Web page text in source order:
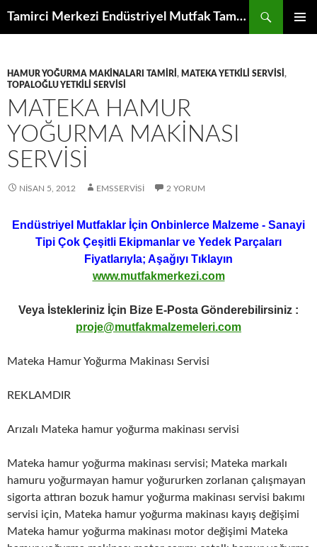
Tamirci Merkezi Endüstriyel Mutfak Tamiri Periyodik Bakımı Servisi
HAMUR YOĞURMA MAKINALARI TAMIRI , MATEKA YETKILI SERVISI ,
TOPALOĞLU YETKILI SERVISI
MATEKA HAMUR
YOĞURMA MAKINASI
SERVISI
NISAN 5, 2012 EMSSERVISI 2 YORUM
Endüstriyel Mutfaklar İçin Onbinlerce Malzeme - Sanayi
Tipi Çok Çeşitli Ekipmanlar ve Yedek Parçaları
Fiyatlarıyla; Aşağıyı Tıklayın
www.mutfakmerkezi.com
Veya İstekleriniz İçin Bize E-Posta Gönderebilirsiniz :
proje@mutfakmalzemeleri.com
Mateka Hamur Yoğurma Makinası Servisi
REKLAMDIR
Arızalı Mateka hamur yoğurma makinası servisi
Mateka hamur yoğurma makinası servisi; Mateka markalı
hamuru yoğurmayan hamur yoğururken zorlanan çalışmayan
sigorta attıran bozuk hamur yoğurma makinası servisi bakımı
servisi için, Mateka hamur yoğurma makinası kayış değişimi
Mateka hamur yoğurma makinası motor değişimi Mateka